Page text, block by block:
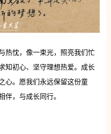
热忱，像一束光，照亮我们忙
知初心、坚守理想热爱。成长
心。愿我们永远保留这份童
伴，与成长同行。